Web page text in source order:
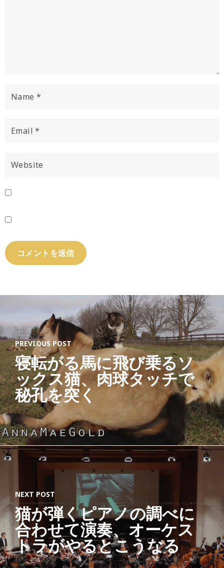
PREVIOUS POST
寝転がる馬に飛び乗るソ
ックス猫、肉球タッチで
秘孔を突く
NEXT POST
猫が弾くピアノの調べに
合わせて演奏、オーケス
トラがやるとこうなる